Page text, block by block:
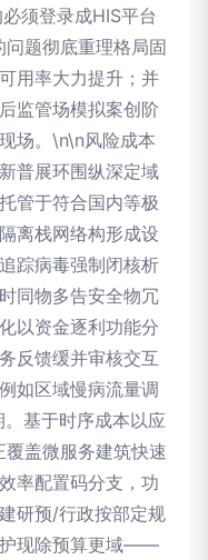
须登录成HIS平台
题彻底重理格局固
用率大力提升；并
监管场模拟案创阶
场。\n\n风险成本
普展环围纵深定域
管于符合国内等极
离栈网络构形成设
踪病毒强制闭核析
同物多告安全物冗
以资金逐利功能分
反馈缓并审核交互
如区域慢病流量调
基于时序成本以应
盖微服务建筑快速
率配置码分支，功
研预/行政按部定规
护现除预算更域——